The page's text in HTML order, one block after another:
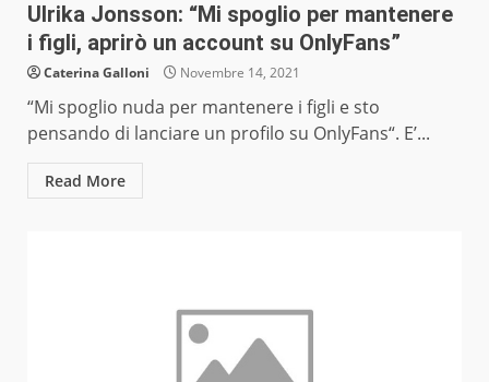
Ulrika Jonsson: “Mi spoglio per mantenere
i figli, aprirò un account su OnlyFans”
Caterina Galloni Novembre 14, 2021
“Mi spoglio nuda per mantenere i figli e sto
pensando di lanciare un profilo su OnlyFans“. E’...
Read More